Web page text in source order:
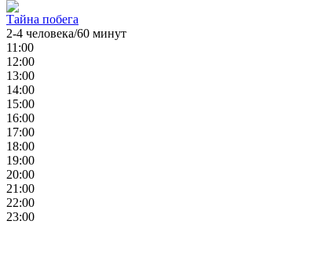
Тайна побега
2-4 человека/60 минут
11:00
12:00
13:00
14:00
15:00
16:00
17:00
18:00
19:00
20:00
21:00
22:00
23:00